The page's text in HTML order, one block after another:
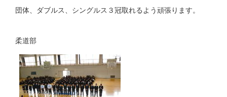
団体、ダブルス、シングルス３冠取れるよう頑張ります。
柔道部